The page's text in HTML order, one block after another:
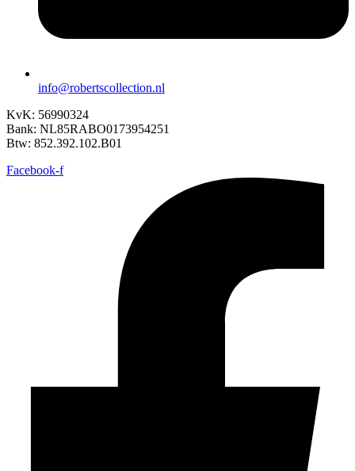
info@robertscollection.nl
KvK: 56990324
Bank: NL85RABO0173954251
Btw: 852.392.102.B01
Facebook-f